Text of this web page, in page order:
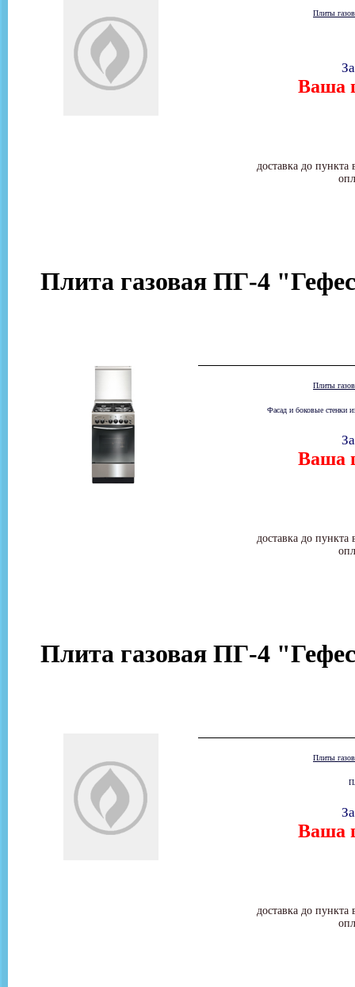
Плиты
Ваша
доставка до
Плита газовая ПГ-4
Плиты
Фасад и боковые стенки
Ваша
доставка до
Плита газовая ПГ-4
Плиты
Ваша
доставка до